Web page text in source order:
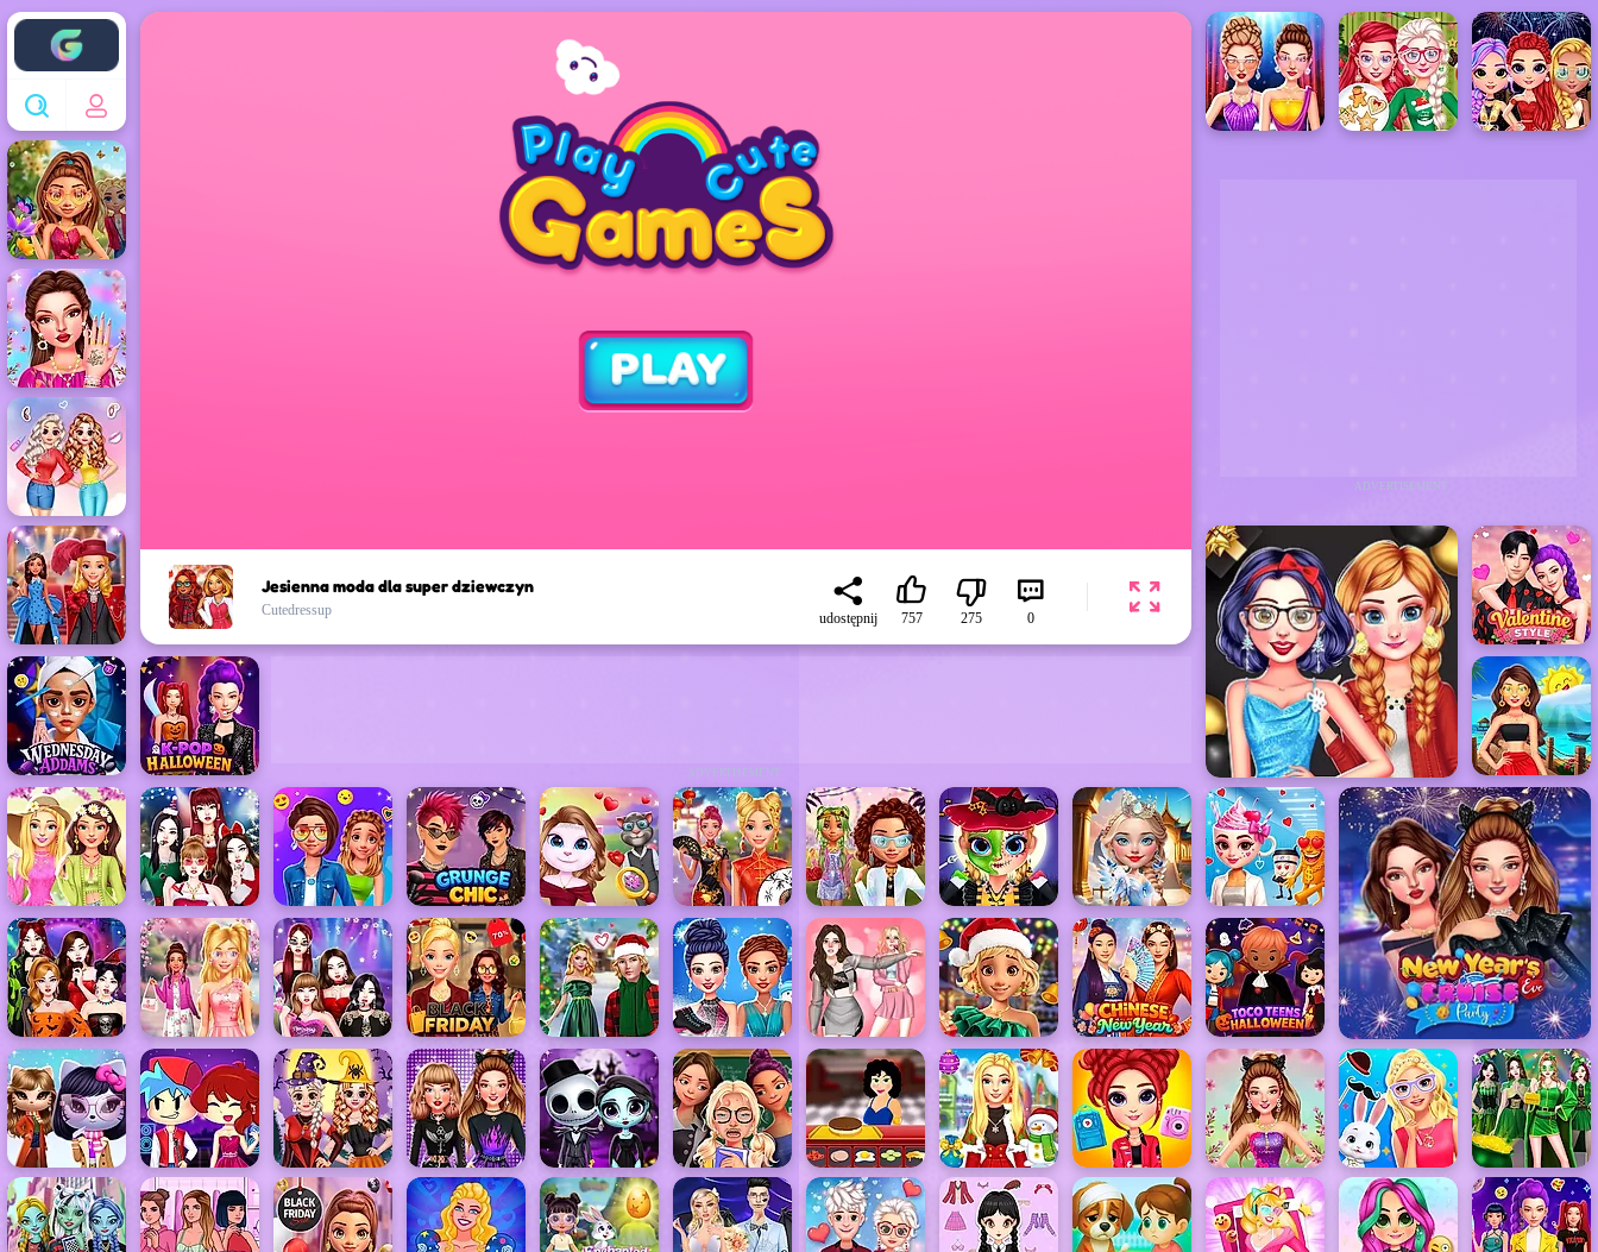
Enjoy4fun
ADVERTISEMENT
ADVERTISEMENT
Jesienna moda dla super dziewczyn
Cutedressup
udostępnij 757 275 0